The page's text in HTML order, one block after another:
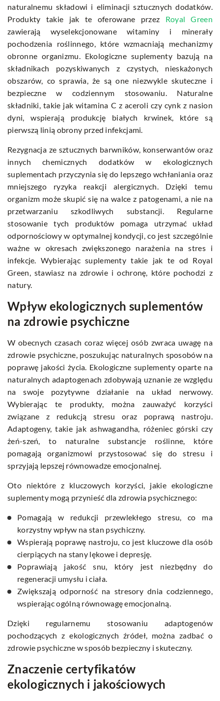
naturalnemu składowi i eliminacji sztucznych dodatków.
Produkty takie jak te oferowane przez Royal Green
zawierają wyselekcjonowane witaminy i minerały
pochodzenia roślinnego, które wzmacniają mechanizmy
obronne organizmu. Ekologiczne suplementy bazują na
składnikach pozyskiwanych z czystych, nieskażonych
obszarów, co sprawia, że są one niezwykle skuteczne i
bezpieczne w codziennym stosowaniu. Naturalne
składniki, takie jak witamina C z aceroli czy cynk z nasion
dyni, wspierają produkcję białych krwinek, które są
pierwszą linią obrony przed infekcjami.
Rezygnacja ze sztucznych barwników, konserwantów oraz
innych chemicznych dodatków w ekologicznych
suplementach przyczynia się do lepszego wchłaniania oraz
mniejszego ryzyka reakcji alergicznych. Dzięki temu
organizm może skupić się na walce z patogenami, a nie na
przetwarzaniu szkodliwych substancji. Regularne
stosowanie tych produktów pomaga utrzymać układ
odpornościowy w optymalnej kondycji, co jest szczególnie
ważne w okresach zwiększonego narażenia na stres i
infekcje. Wybierając suplementy takie jak te od Royal
Green, stawiasz na zdrowie i ochronę, które pochodzi z
natury.
Wpływ ekologicznych suplementów
na zdrowie psychiczne
W obecnych czasach coraz więcej osób zwraca uwagę na
zdrowie psychiczne, poszukując naturalnych sposobów na
poprawę jakości życia. Ekologiczne suplementy oparte na
naturalnych adaptogenach zdobywają uznanie ze względu
na swoje pozytywne działanie na układ nerwowy.
Wybierając te produkty, można zauważyć korzyści
związane z redukcją stresu oraz poprawą nastroju.
Adaptogeny, takie jak ashwagandha, różeniec górski czy
żeń-szeń, to naturalne substancje roślinne, które
pomagają organizmowi przystosować się do stresu i
sprzyjają lepszej równowadze emocjonalnej.
Oto niektóre z kluczowych korzyści, jakie ekologiczne
suplementy mogą przynieść dla zdrowia psychicznego:
Pomagają w redukcji przewlekłego stresu, co ma
korzystny wpływ na stan psychiczny.
Wspierają poprawę nastroju, co jest kluczowe dla osób
cierpiących na stany lękowe i depresję.
Poprawiają jakość snu, który jest niezbędny do
regeneracji umysłu i ciała.
Zwiększają odporność na stresory dnia codziennego,
wspierając ogólną równowagę emocjonalną.
Dzięki regularnemu stosowaniu adaptogenów
pochodzących z ekologicznych źródeł, można zadbać o
zdrowie psychiczne w sposób bezpieczny i skuteczny.
Znaczenie certyfikatów
ekologicznych i jakościowych